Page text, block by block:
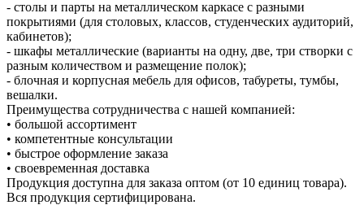
- столы и парты на металлическом каркасе с разными
покрытиями (для столовых, классов, студенческих аудиторий,
кабинетов);
- шкафы металлические (варианты на одну, две, три створки с
разным количеством и размещение полок);
- блочная и корпусная мебель для офисов, табуреты, тумбы,
вешалки.
Преимущества сотрудничества с нашей компанией:
• большой ассортимент
• компетентные консультации
• быстрое оформление заказа
• своевременная доставка
Продукция доступна для заказа оптом (от 10 единиц товара).
Вся продукция сертифицирована.